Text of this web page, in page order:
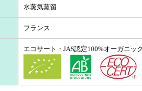
水蒸気蒸留
フランス
エコサート・JAS認定100%オーガニッ